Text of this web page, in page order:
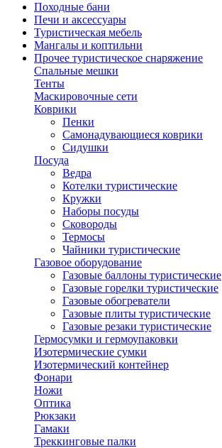
Походные бани
Печи и аксессуары
Туристическая мебель
Мангалы и коптильни
Прочее туристическое снаряжение
Спальные мешки
Тенты
Маскировочные сети
Коврики
Пенки
Самонадувающиеся коврики
Сидушки
Посуда
Ведра
Котелки туристические
Кружки
Наборы посуды
Сковороды
Термосы
Чайники туристические
Газовое оборудование
Газовые баллоны туристические
Газовые горелки туристические
Газовые обогреватели
Газовые плиты туристические
Газовые резаки туристические
Гермосумки и гермоупаковки
Изотермические сумки
Изотермический контейнер
Фонари
Ножи
Оптика
Рюкзаки
Гамаки
Треккинговые палки